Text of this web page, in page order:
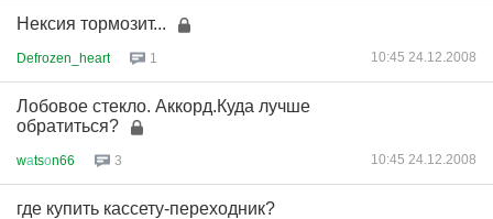
Нексия тормозит...
Defrozen_heart 1 10:45 24.12.2008
Лобовое стекло. Аккорд.Куда лучше
обратиться?
wаtsоn66 3 10:45 24.12.2008
где купить кассету-переходник?